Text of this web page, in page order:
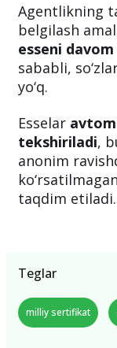
Agentlikning
belgilash
esseni
sababli,
yo‘q.
Esselar
tekshiriladi,
anonim
taqdim etiladi.
Teglar
milliy sertifikat